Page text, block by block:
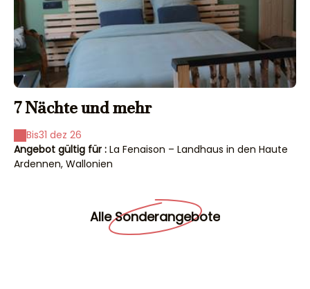
7 Nächte und mehr
Bis31 dez 26
Angebot gültig für : La Fenaison – Landhaus in den Haute
Ardennen, Wallonien
Alle Sonderangebote